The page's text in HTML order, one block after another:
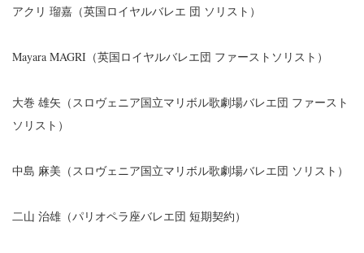
アクリ 瑠嘉（英国ロイヤルバレエ 団 ソリスト）
Mayara MAGRI（英国ロイヤルバレエ団 ファーストソリスト）
大巻 雄矢（スロヴェニア国立マリボル歌劇場バレエ団 ファースト
ソリスト）
中島 麻美（スロヴェニア国立マリボル歌劇場バレエ団 ソリスト）
二山 治雄（パリオペラ座バレエ団 短期契約）